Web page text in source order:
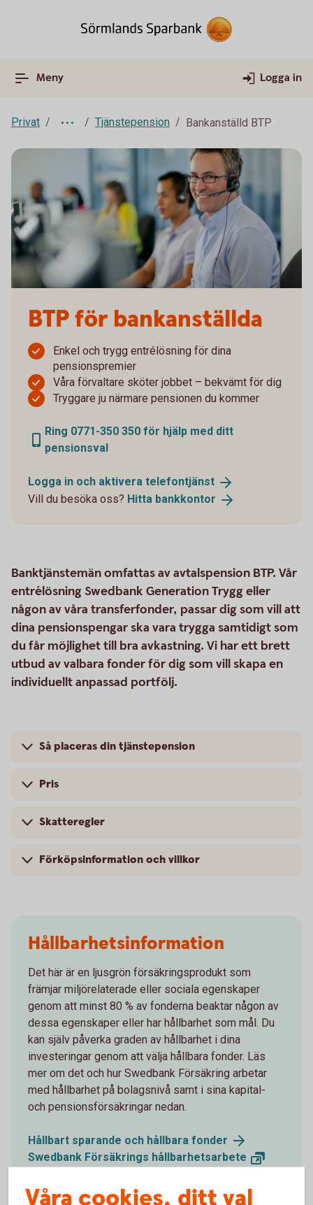
Meny Logga in
Privat Tjänstepension Bankanställd BTP
BTP för bankanställda
Enkel och trygg entrélösning för dina
pensionspremier
Våra förvaltare sköter jobbet – bekvämt för dig
Tryggare ju närmare pensionen du kommer
Ring 0771-350 350 för hjälp med ditt
pensionsval
Logga in och aktivera telefontjänst
Vill du besöka oss? Hitta bankkontor
Banktjänstemän omfattas av avtalspension BTP. Vår
entrélösning Swedbank Generation Trygg eller
någon av våra transferfonder, passar dig som vill att
dina pensionspengar ska vara trygga samtidigt som
du får möjlighet till bra avkastning. Vi har ett brett
utbud av valbara fonder för dig som vill skapa en
individuellt anpassad portfölj.
Så placeras din tjänstepension
Pris
Skatteregler
Förköpsinformation och villkor
Hållbarhetsinformation
Det här är en ljusgrön försäkringsprodukt som
främjar miljörelaterade eller sociala egenskaper
genom att minst 80 % av fonderna beaktar någon av
dessa egenskaper eller har hållbarhet som mål. Du
kan själv påverka graden av hållbarhet i dina
investeringar genom att välja hållbara fonder. Läs
mer om det och hur Swedbank Försäkring arbetar
med hållbarhet på bolagsnivå samt i sina kapital-
och pensionsförsäkringar nedan.
Hållbart sparande och hållbara fonder
Swedbank Försäkrings hållbarhetsarbete
Våra cookies, ditt val